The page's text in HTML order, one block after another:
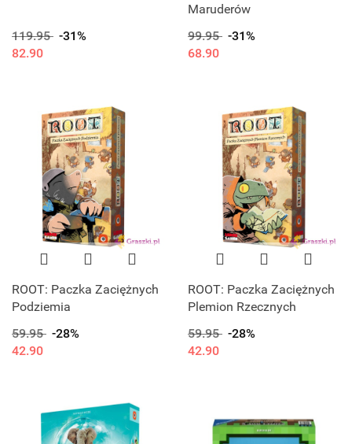
119.95 -31%
82.90
Maruderów
99.95 -31%
68.90
ROOT: Paczka Zaciężnych
Podziemia
59.95 -28%
42.90
ROOT: Paczka Zaciężnych
Plemion Rzecznych
59.95 -28%
42.90